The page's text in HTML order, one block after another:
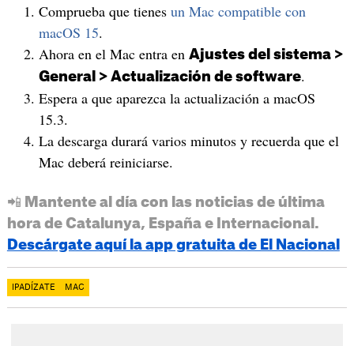
Comprueba que tienes un Mac compatible con
macOS 15.
Ahora en el Mac entra en Ajustes del sistema >
General > Actualización de software.
Espera a que aparezca la actualización a macOS
15.3.
La descarga durará varios minutos y recuerda que el
Mac deberá reiniciarse.
📲 Mantente al día con las noticias de última
hora de Catalunya, España e Internacional.
Descárgate aquí la app gratuita de El Nacional
IPADÍZATE MAC